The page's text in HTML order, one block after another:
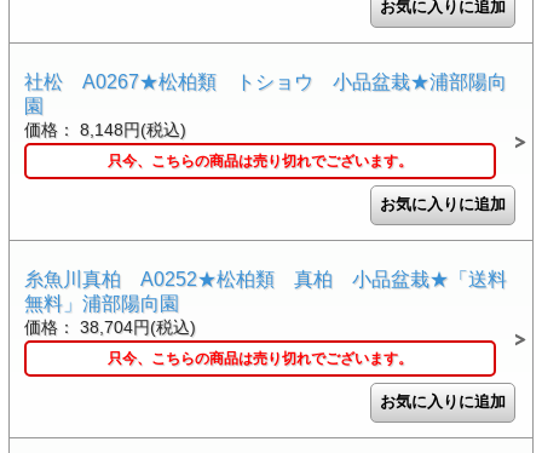
社松 A0267★松柏類 トショウ 小品盆栽★浦部陽向
園
価格： 8,148円(税込)
只今、こちらの商品は売り切れでございます。
糸魚川真柏 A0252★松柏類 真柏 小品盆栽★「送料
無料」浦部陽向園
価格： 38,704円(税込)
只今、こちらの商品は売り切れでございます。